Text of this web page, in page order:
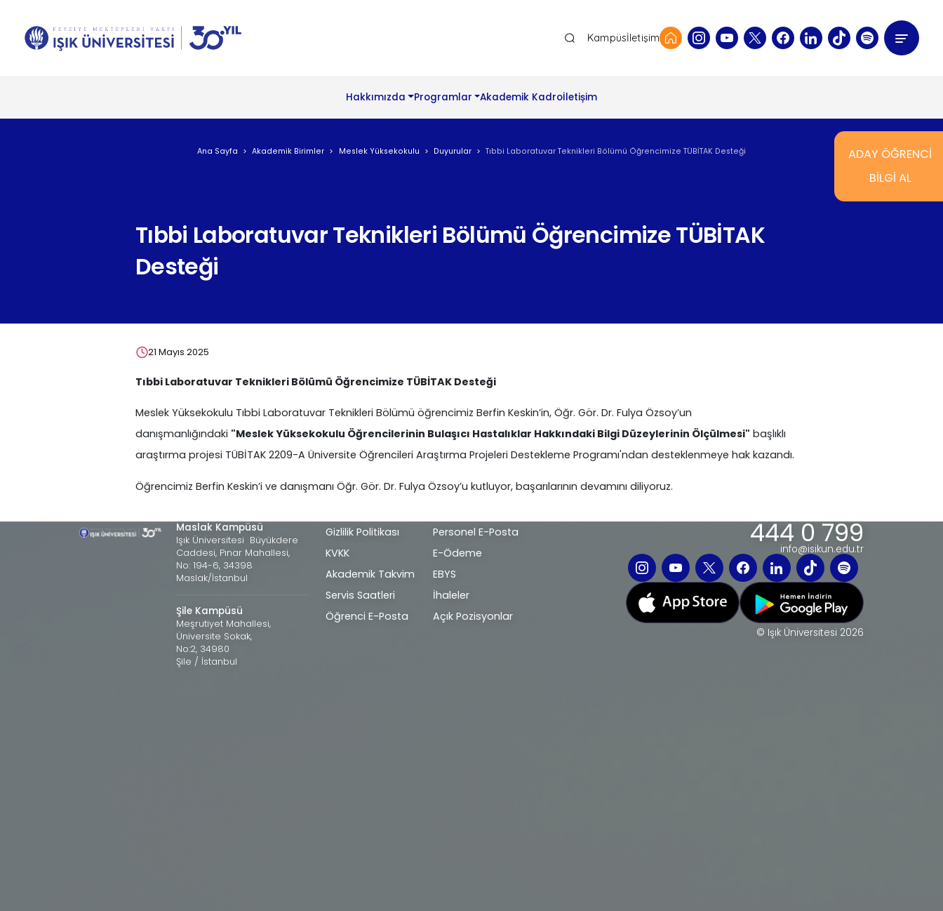
Ana Gezinti Menüsü Üst
Kampüsİletişim
Hakkımızda Programlar Akademik Kadroİletișim
Ana Sayfa Akademik Birimler Meslek Yüksekokulu Duyurular Tıbbi Laboratuvar Teknikleri Bölümü Öğrencimize TÜBİTAK Desteği
Tıbbi Laboratuvar Teknikleri Bölümü Öğrencimize TÜBİTAK
Desteği
21 Mayıs 2025
Tıbbi Laboratuvar Teknikleri Bölümü Öğrencimize TÜBİTAK Desteği
Meslek Yüksekokulu Tıbbi Laboratuvar Teknikleri Bölümü öğrencimiz Berfin Keskin’in, Öğr. Gör. Dr. Fulya Özsoy’un
danışmanlığındaki "Meslek Yüksekokulu Öğrencilerinin Bulaşıcı Hastalıklar Hakkındaki Bilgi Düzeylerinin Ölçülmesi" başlıklı
araştırma projesi TÜBİTAK 2209-A Üniversite Öğrencileri Araştırma Projeleri Destekleme Programı'ndan desteklenmeye hak kazandı.
Öğrencimiz Berfin Keskin’i ve danışmanı Öğr. Gör. Dr. Fulya Özsoy’u kutluyor, başarılarının devamını diliyoruz.
Maslak Kampüsü
Işık Üniversitesi Büyükdere
Caddesi, Pınar Mahallesi,
No: 194-6, 34398
Maslak/İstanbul
Şile Kampüsü
Meşrutiyet Mahallesi,
Üniversite Sokak,
No:2, 34980
Şile / İstanbul
Alt
bilgi
Gizlilik Politikası
KVKK
Akademik Takvim
Servis Saatleri
Öğrenci E-Posta
Personel E-Posta
E-Ödeme
EBYS
İhaleler
Açık Pozisyonlar
444 0 799
info@isikun.edu.tr
© Işık Üniversitesi 2026
ADAY ÖĞRENCİ
BİLGİ AL